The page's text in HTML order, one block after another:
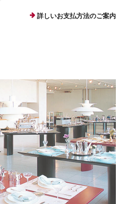
詳しいお支払方法のご案内